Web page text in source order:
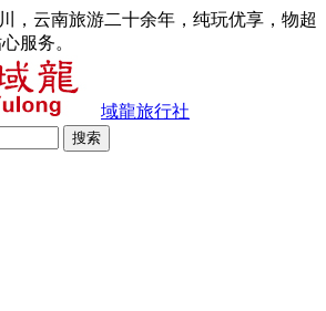
，云南旅游二十余年，纯玩优享，物超
服务。
域龍旅行社
搜索